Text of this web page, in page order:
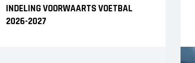
INDELING VOORWAARTS VOETBAL
2026-2027